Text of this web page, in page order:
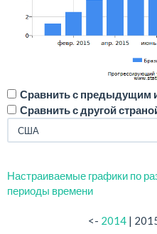
Сравнить с предыдущим
Сравнить с другой
Настраиваемые графики по
периоды времени
<- 2014 |